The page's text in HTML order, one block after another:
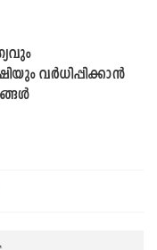
വർധിപ്പിക്കാൻ